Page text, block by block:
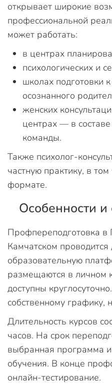
открывает широкие
профессиональной
может работать:
в центрах
психологических и
школах подготовки
осознанного
женских
центрах — в
команды.
Также психолог-
частную практику, в
формате.
Особенности и
Профпереподготовка в
Камчатском
образовательную
размещаются в личном
доступны
собственному графику,
Длительность курсов
часов. На срок
выбранная программа и
обучения. В конце
онлайн-тестирование.